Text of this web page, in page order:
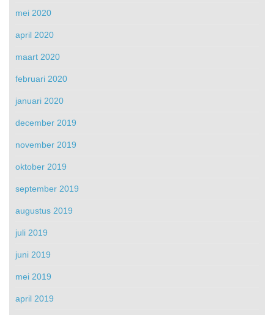
mei 2020
april 2020
maart 2020
februari 2020
januari 2020
december 2019
november 2019
oktober 2019
september 2019
augustus 2019
juli 2019
juni 2019
mei 2019
april 2019